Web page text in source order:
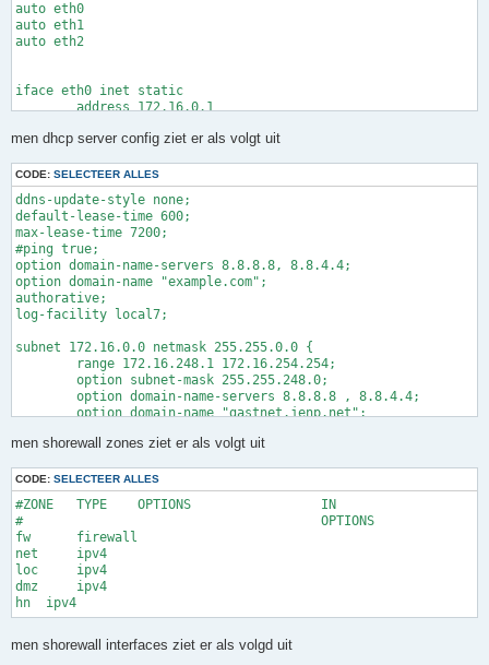
knip knip knip
<key>
-----BEGIN PRIVATE KEY-----
knip knip knip
-----END PRIVATE KEY-----
</key>
<tls-auth>
-----BEGIN OpenVPN Static key V1-----
knip knip knip
-----END OpenVPN Static key V1-----
auto eth0
auto eth1
auto eth2
iface eth0 inet static
        address 172.16.0.1
        address 172.17.0.1
        netmask 255.255.0.0
iface eth2 inet static
        address 192.168.178.253
        netmask 255.255.255.0
men dhcp server config ziet er als volgt uit
CODE: SELECTEER ALLES
ddns-update-style none;
default-lease-time 600;
max-lease-time 7200;
#ping true;
option domain-name-servers 8.8.8.8, 8.8.4.4;
option domain-name "example.com";
authorative;
log-facility local7;
subnet 172.16.0.0 netmask 255.255.0.0 {
#	option netbios-name-servers 192.168.1.3;
	get-lease-hostnames true;
	use-host-decl-names true;
	default-lease-time 600;
	max-lease-time 7200;
	}
# hamnet
group {
	option domain-name-servers 8.8.8.8 , 8.8.4.4;
	option domain-name "local.jenp.net";
	option routers 172.16.0.1;
men shorewall zones ziet er als volgt uit
CODE: SELECTEER ALLES
#ZONE	TYPE	OPTIONS			IN			OUT
#					OPTIONS			OPTIONS
fw	firewall
net	ipv4
loc	ipv4
dmz	ipv4
men shorewall interfaces ziet er als volgd uit